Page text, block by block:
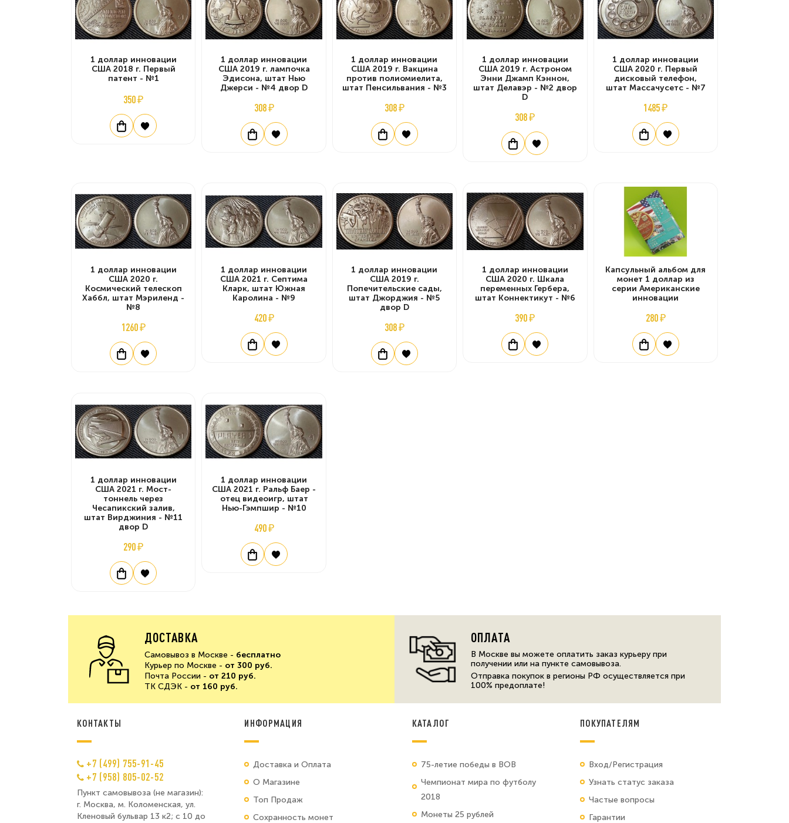
1 доллар инновации
США 2018 г. Первый
патент - №1
350 ₽
1 доллар инновации
США 2019 г. лампочка
Эдисона, штат Нью
Джерси - №4 двор D
308 ₽
1 доллар инновации
США 2019 г. Вакцина
против полиомиелита,
штат Пенсильвания - №3
308 ₽
1 доллар инновации
США 2019 г. Астроном
Энни Джамп Кэннон,
штат Делавэр - №2 двор
D
308 ₽
1 доллар инновации
США 2020 г. Первый
дисковый телефон,
штат Массачусетс - №7
1485 ₽
1 доллар инновации
США 2020 г.
Космический телескоп
Хаббл, штат Мэриленд -
№8
1260 ₽
1 доллар инновации
США 2021 г. Септима
Кларк, штат Южная
Каролина - №9
420 ₽
1 доллар инновации
США 2019 г.
Попечительские сады,
штат Джорджия - №5
двор D
308 ₽
1 доллар инновации
США 2020 г. Шкала
переменных Гербера,
штат Коннектикут - №6
390 ₽
Капсульный альбом для
монет 1 доллар из
серии Американские
инновации
280 ₽
1 доллар инновации
США 2021 г. Мост-
тоннель через
Чесапикский залив,
штат Вирджиния - №11
двор D
290 ₽
1 доллар инновации
США 2021 г. Ральф Баер -
отец видеоигр, штат
Нью-Гэмпшир - №10
490 ₽
ДОСТАВКА
Самовывоз в Москве - бесплатно
Курьер по Москве - от 300 руб.
Почта России - от 210 руб.
ТК СДЭК - от 160 руб.
ОПЛАТА
В Москве вы можете оплатить заказ курьеру при
получении или на пункте самовывоза.
Отправка покупок в регионы РФ осуществляется при
100% предоплате!
КОНТАКТЫ
+7 (499) 755-91-45
+7 (958) 805-02-52
Пункт самовывоза (не магазин):
г. Москва, м. Коломенская, ул.
Кленовый бульвар 13 к2; с 10 до
ИНФОРМАЦИЯ
Доставка и Оплата
О Магазине
Топ Продаж
Сохранность монет
КАТАЛОГ
75-летие победы в ВОВ
Чемпионат мира по футболу
2018
Монеты 25 рублей
ПОКУПАТЕЛЯМ
Вход/Регистрация
Узнать статус заказа
Частые вопросы
Гарантии